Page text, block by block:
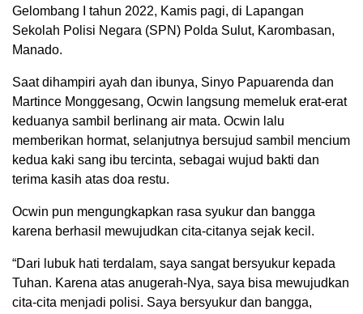
Gelombang I tahun 2022, Kamis pagi, di Lapangan
Sekolah Polisi Negara (SPN) Polda Sulut, Karombasan,
Manado.
Saat dihampiri ayah dan ibunya, Sinyo Papuarenda dan
Martince Monggesang, Ocwin langsung memeluk erat-erat
keduanya sambil berlinang air mata. Ocwin lalu
memberikan hormat, selanjutnya bersujud sambil mencium
kedua kaki sang ibu tercinta, sebagai wujud bakti dan
terima kasih atas doa restu.
Ocwin pun mengungkapkan rasa syukur dan bangga
karena berhasil mewujudkan cita-citanya sejak kecil.
“Dari lubuk hati terdalam, saya sangat bersyukur kepada
Tuhan. Karena atas anugerah-Nya, saya bisa mewujudkan
cita-cita menjadi polisi. Saya bersyukur dan bangga,